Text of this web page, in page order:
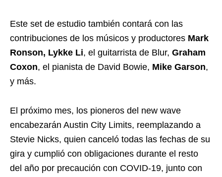
Este set de estudio también contará con las
contribuciones de los músicos y productores Mark
Ronson, Lykke Li, el guitarrista de Blur, Graham
Coxon, el pianista de David Bowie, Mike Garson,
y más.
El próximo mes, los pioneros del new wave
encabezarán Austin City Limits, reemplazando a
Stevie Nicks, quien canceló todas las fechas de su
gira y cumplió con obligaciones durante el resto
del año por precaución con COVID-19, junto con